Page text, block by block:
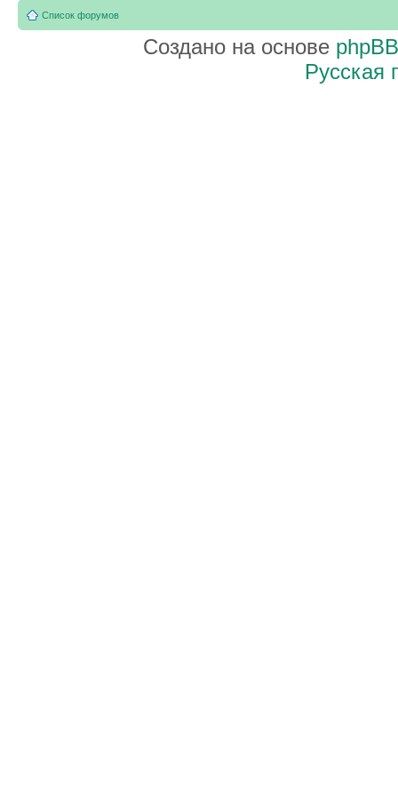
Список форумов
Создано на основе phpBB
Русская